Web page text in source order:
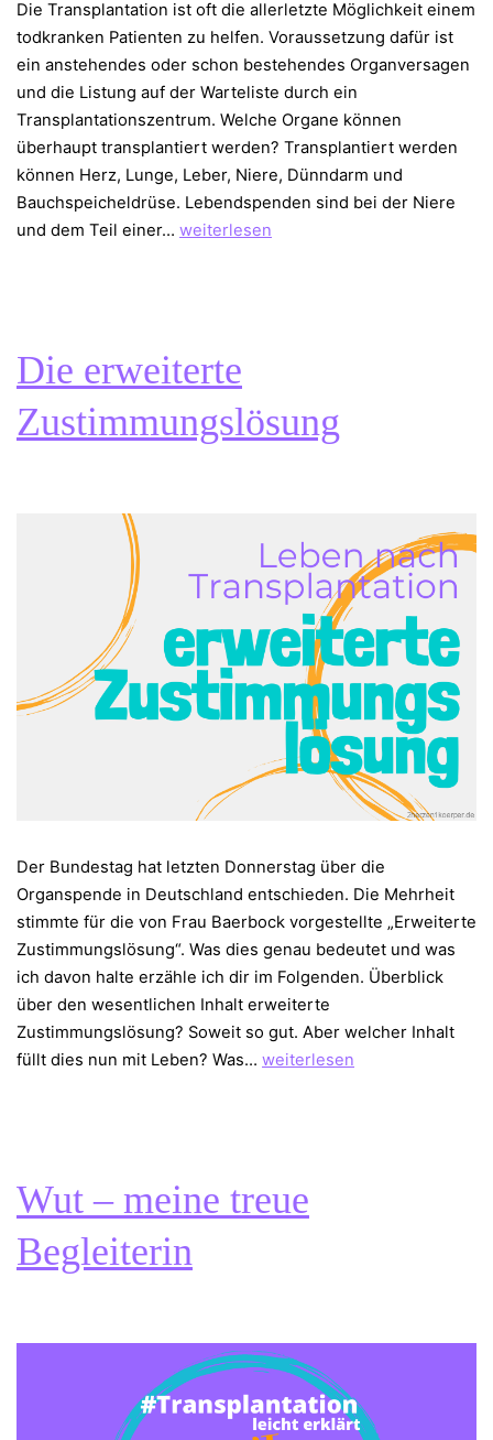
Die Transplantation ist oft die allerletzte Möglichkeit einem
todkranken Patienten zu helfen. Voraussetzung dafür ist
ein anstehendes oder schon bestehendes Organversagen
und die Listung auf der Warteliste durch ein
Transplantationszentrum. Welche Organe können
überhaupt transplantiert werden? Transplantiert werden
können Herz, Lunge, Leber, Niere, Dünndarm und
Bauchspeicheldrüse. Lebendspenden sind bei der Niere
und dem Teil einer… Die
Organ
–
Transplantation
1.Teil
weiterlesen
Die erweiterte
Zustimmungslösung
Der Bundestag hat letzten Donnerstag über die
Organspende in Deutschland entschieden. Die Mehrheit
stimmte für die von Frau Baerbock vorgestellte „Erweiterte
Zustimmungslösung“. Was dies genau bedeutet und was
ich davon halte erzähle ich dir im Folgenden. Überblick
über den wesentlichen Inhalt erweiterte
Zustimmungslösung? Soweit so gut. Aber welcher Inhalt
füllt dies nun mit Leben? Was… Die
weiterlesen
Wut – meine treue
Begleiterin